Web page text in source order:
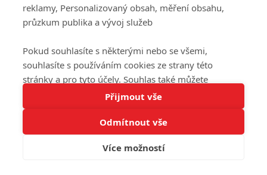
Tato stránka používá soubory cookies.
Rozumím
reklamy, Personalizovaný obsah, měření obsahu,
průzkum publika a vývoj služeb
Pokud souhlasíte s některými nebo se všemi,
souhlasíte s používáním cookies ze strany této
stránky a pro tyto účely. Souhlas také můžete
odmítnout, ale v takovém případě vám na stránce
nebudou k dispozici některé personalizované funkce.
Vaše volby souhlasu se budou vztahovat pouze na
tuto webovou stránku. Vaše nastavení a odvolání
souhlasu můžete kdykoli změnit na stránce s
Přijmout vše
Odmítnout vše
Více možností